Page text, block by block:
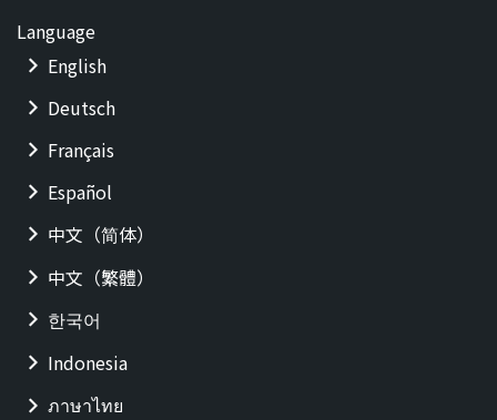
Language
English
Deutsch
Français
Español
中文（简体）
中文（繁體）
한국어
Indonesia
ภาษาไทย